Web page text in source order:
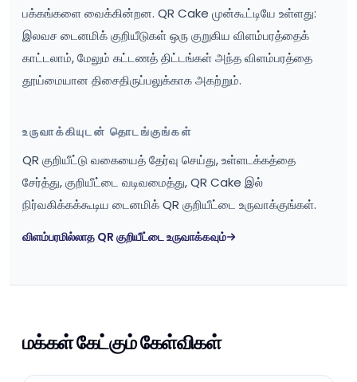
பக்கங்களை வைக்கின்றன. QR Cake முன்கூட்டியே உள்ளது:
இலவச டைனமிக் குறியீடுகள் ஒரு குறுகிய விளம்பரத்தைக்
காட்டலாம், மேலும் கட்டணத் திட்டங்கள் அந்த விளம்பரத்தை
தூய்மையான திசைதிருப்பலுக்காக அகற்றும்.
உருவாக்கியுடன் தொடங்குங்கள்
QR குறியீட்டு வகையைத் தேர்வு செய்து, உள்ளடக்கத்தை
சேர்த்து, குறியீட்டை வடிவமைத்து, QR Cake இல்
நிர்வகிக்கக்கூடிய டைனமிக் QR குறியீட்டை உருவாக்குங்கள்.
விளம்பரமில்லாத QR குறியீட்டை உருவாக்கவும்
மக்கள் கேட்கும் கேள்விகள்